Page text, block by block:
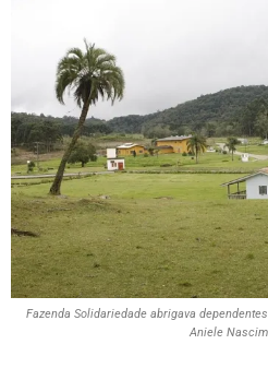
Fazenda Solidariedade abrigava
Aniele